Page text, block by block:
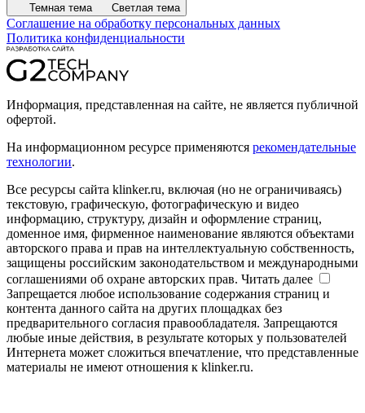
Темная тема Светлая тема
Соглашение на обработку персональных данных
Политика конфиденциальности
Информация, представленная на сайте, не является публичной
офертой.
На информационном ресурсе применяются рекомендательные
технологии.
Все ресурсы сайта klinker.ru, включая (но не ограничиваясь)
текстовую, графическую, фотографическую и видео
информацию, структуру, дизайн и оформление страниц,
доменное имя, фирменное наименование являются объектами
авторского права и прав на интеллектуальную собственность,
защищены российским законодательством и международными
соглашениями об охране авторских прав. Читать далее
Запрещается любое использование содержания страниц и
контента данного сайта на других площадках без
предварительного согласия правообладателя. Запрещаются
любые иные действия, в результате которых у пользователей
Интернета может сложиться впечатление, что представленные
материалы не имеют отношения к klinker.ru.